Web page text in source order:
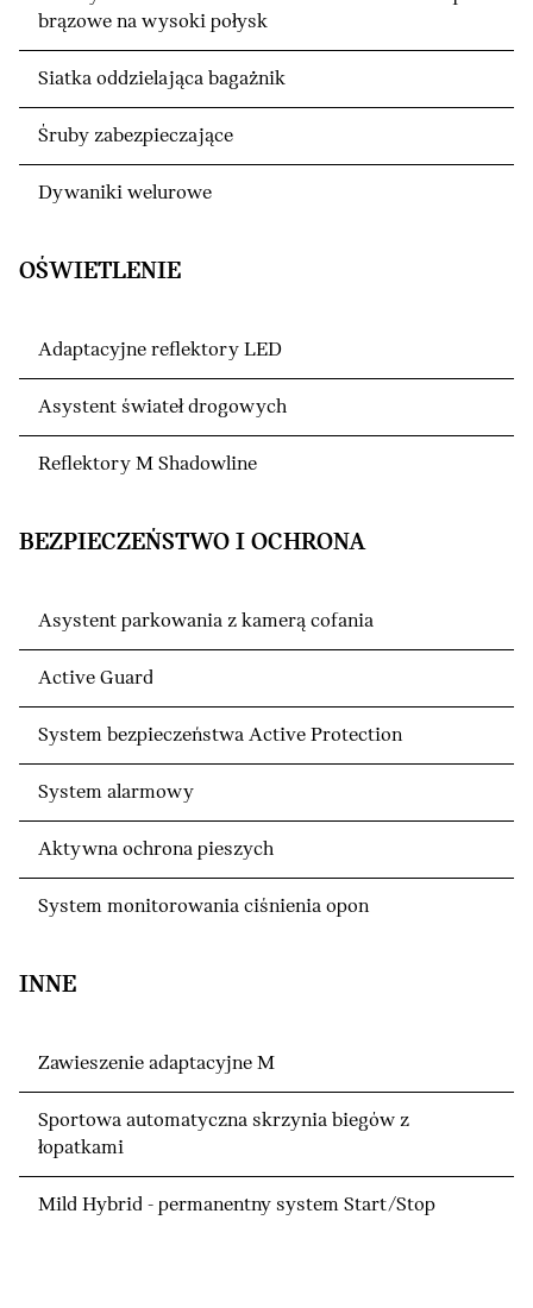
brązowe na wysoki połysk
Siatka oddzielająca bagażnik
Śruby zabezpieczające
Dywaniki welurowe
OŚWIETLENIE
Adaptacyjne reflektory LED
Asystent świateł drogowych
Reflektory M Shadowline
BEZPIECZEŃSTWO I OCHRONA
Asystent parkowania z kamerą cofania
Active Guard
System bezpieczeństwa Active Protection
System alarmowy
Aktywna ochrona pieszych
System monitorowania ciśnienia opon
INNE
Zawieszenie adaptacyjne M
Sportowa automatyczna skrzynia biegów z
łopatkami
Mild Hybrid - permanentny system Start/Stop